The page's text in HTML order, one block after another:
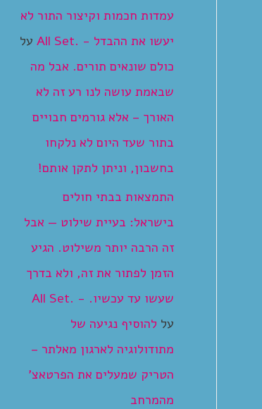
עמדות חכמות וקיצור התור לא
יעשו את ההבדל - .All Set
על
כולם שונאים תורים. אבל מה
שבאמת עושה לנו רע זה לא
האורך – אלא גורמים חבויים
בתור שעד היום לא נלקחו
בחשבון, וניתן לתקן אותם!
התמצאות בבתי חולים
בישראל: בעיית שילוט — אבל
זה הרבה יותר משילוט. הגיע
הזמן לפתור את זה, ולא בדרך
שעשו עד עכשיו. - .All Set
על להוסיף נגיעה של
מתודולוגיה לארגון מאלתר –
הטריק שמעלים את הפרטאצ’
מהמרחב